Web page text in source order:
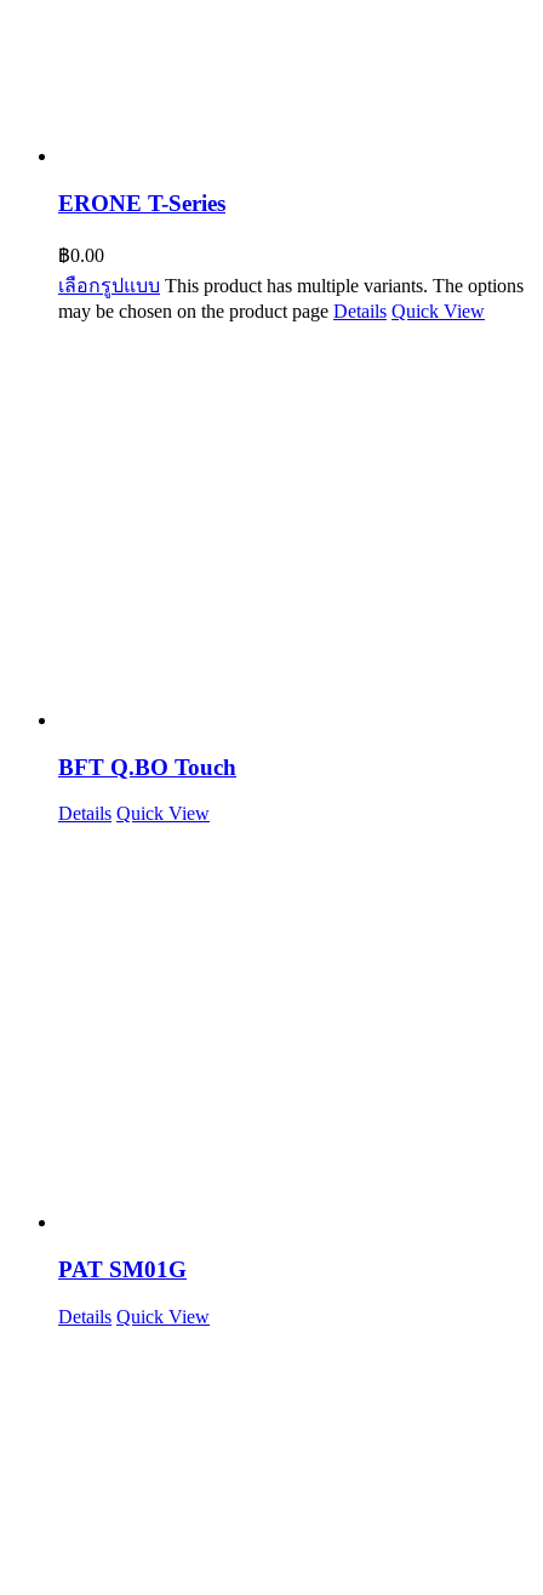
ERONE T-Series
฿0.00
เลือกรูปแบบ This product has multiple variants. The options
may be chosen on the product page Details Quick View
BFT Q.BO Touch
Details Quick View
PAT SM01G
Details Quick View